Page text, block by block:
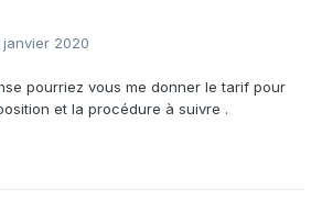
2020
pourriez vous me donner le tarif pour
et la procédure à suivre .